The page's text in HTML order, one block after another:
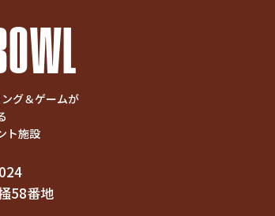
グ＆ゲームが
ト施設
58番地